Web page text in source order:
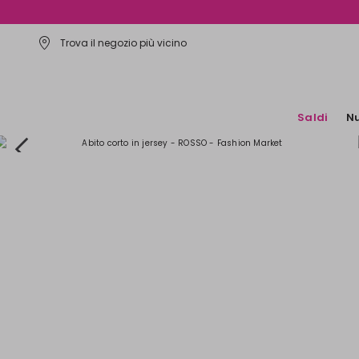
Trova il negozio più vicino
Saldi